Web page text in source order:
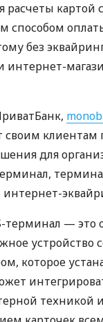
расчеты картой
способом
без
интернет-
клиентам
для
терминал — это
устройство
которое
техникой и